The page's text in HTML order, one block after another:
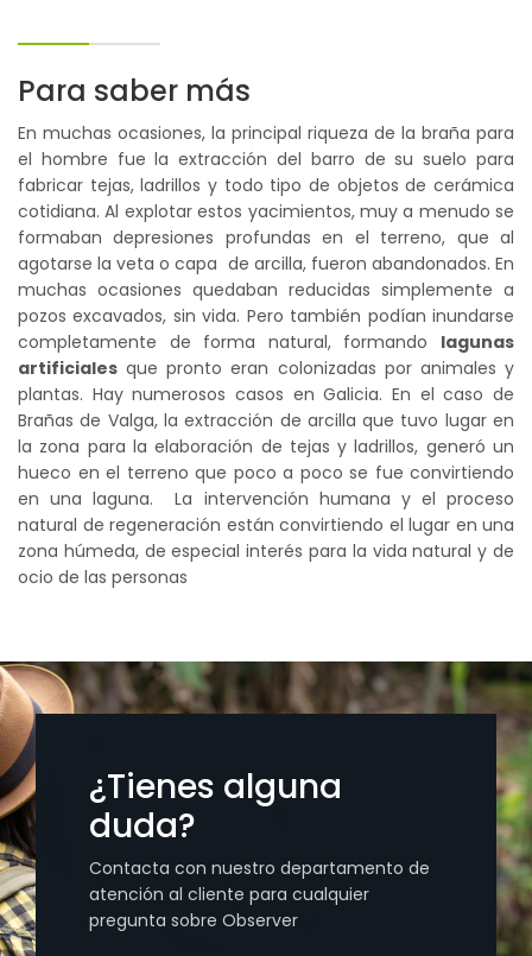
Para saber más
En muchas ocasiones, la principal riqueza de la braña para
el hombre fue la extracción del barro de su suelo para
fabricar tejas, ladrillos y todo tipo de objetos de cerámica
cotidiana. Al explotar estos yacimientos, muy a menudo se
formaban depresiones profundas en el terreno, que al
agotarse la veta o capa de arcilla, fueron abandonados. En
muchas ocasiones quedaban reducidas simplemente a
pozos excavados, sin vida. Pero también podían inundarse
completamente de forma natural, formando lagunas
artificiales que pronto eran colonizadas por animales y
plantas. Hay numerosos casos en Galicia. En el caso de
Brañas de Valga, la extracción de arcilla que tuvo lugar en
la zona para la elaboración de tejas y ladrillos, generó un
hueco en el terreno que poco a poco se fue convirtiendo
en una laguna. La intervención humana y el proceso
natural de regeneración están convirtiendo el lugar en una
zona húmeda, de especial interés para la vida natural y de
ocio de las personas
¿Tienes alguna
duda?
Contacta con nuestro departamento de
atención al cliente para cualquier
pregunta sobre Observer